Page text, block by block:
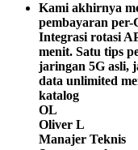
Kami akhirnya
pembayaran
Integrasi rotasi
menit. Satu tips
jaringan 5G asli,
data unlimited
katalog
OL
Oliver L
Manajer Teknis